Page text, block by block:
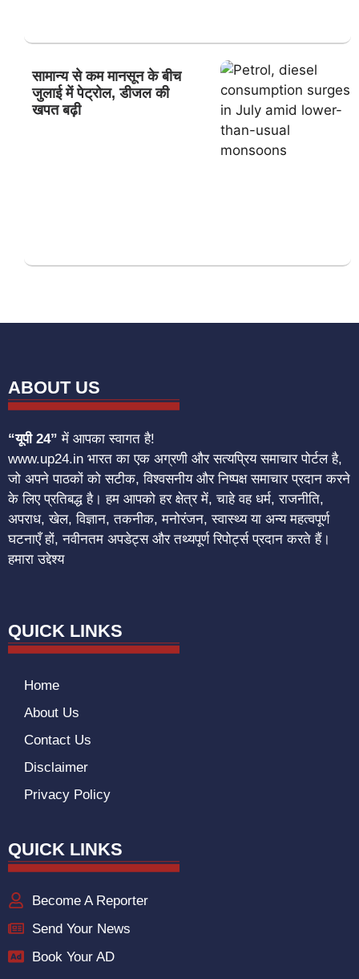
सामान्य से कम मानसून के बीच
जुलाई में पेट्रोल, डीजल की
खपत बढ़ी
ABOUT US
“यूपी 24” में आपका स्वागत है!
www.up24.in भारत का एक अग्रणी और सत्यप्रिय समाचार पोर्टल है,
जो अपने पाठकों को सटीक, विश्वसनीय और निष्पक्ष समाचार प्रदान करने
के लिए प्रतिबद्ध है। हम आपको हर क्षेत्र में, चाहे वह धर्म, राजनीति,
अपराध, खेल, विज्ञान, तकनीक, मनोरंजन, स्वास्थ्य या अन्य महत्वपूर्ण
घटनाएँ हों, नवीनतम अपडेट्स और तथ्यपूर्ण रिपोर्ट्स प्रदान करते हैं।
हमारा उद्देश्य
QUICK LINKS
Home
About Us
Contact Us
Disclaimer
Privacy Policy
QUICK LINKS
Become A Reporter
Send Your News
Book Your AD